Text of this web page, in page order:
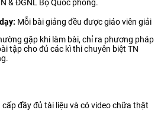
& ĐGNL Bộ Quốc phòng.
Mỗi bài giảng đều được giáo viên giải
gặp khi làm bài, chỉ ra phương pháp
tập cho đủ các kì thi chuyên biệt TN
đầy đủ tài liệu và có video chữa thật